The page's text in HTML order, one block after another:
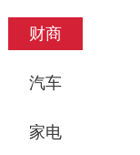
财商
汽车
家电